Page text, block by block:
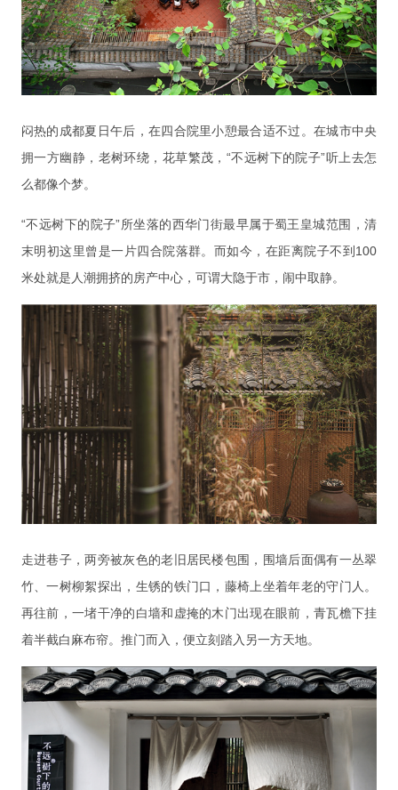
闷热的成都夏日午后，在四合院里小憩最合适不过。在城市中央
拥一方幽静，老树环绕，花草繁茂，“不远树下的院子”听上去怎
么都像个梦。
“不远树下的院子”所坐落的西华门街最早属于蜀王皇城范围，清
末明初这里曾是一片四合院落群。而如今，在距离院子不到 100
米处就是人潮拥挤的房产中心，可谓大隐于市，闹中取静。
走进巷子，两旁被灰色的老旧居民楼包围，围墙后面偶有一丛翠
竹、一树柳絮探出，生锈的铁门口，藤椅上坐着年老的守门人。
再往前，一堵干净的白墙和虚掩的木门出现在眼前，青瓦檐下挂
着半截白麻布帘。推门而入，便立刻踏入另一方天地。